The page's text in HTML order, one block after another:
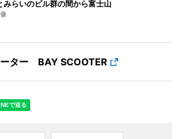
みらいのビル群の間から富士山
ター BAY SCOOTER